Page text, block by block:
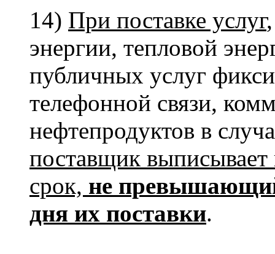
14) При поставке услуг
энергии, тепловой
публичных услуг
телефонной связи,
нефтепродуктов в
поставщик
срок, не
дня их поставки.